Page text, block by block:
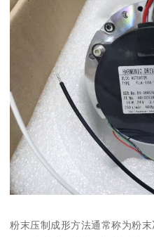
粉末压制成形方法通常称为粉